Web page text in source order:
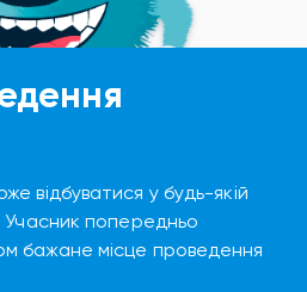
відбуватися у будь-якій
Учасник попередньо
бажане місце проведення